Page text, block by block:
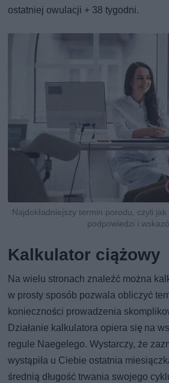
ostatniej owulacji + 38 tygodni.
Najdokładniejszy termin porodu, czyli
podpowiedzi i
Kalkulator ciążowy
Na wielu stronach znaleźć można
w prosty sposób pozwala obliczyć
konieczności prowadzenia
Działanie kalkulatora opiera się na
regule Naegelego. Wystarczy, że
wystąpiła u Ciebie ostatnia
średnią długość trwania swojego